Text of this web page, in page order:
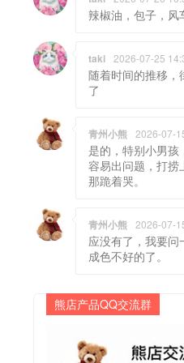
辣椒油，包子，风
taki 2026-07-25
随着时间的推移，
了
青州小熊 2026-07-
是的，特别小男孩
容易出问题，打捞
那跪着哭。
青州小熊 2026-07-
应没有了，我要问
成色不好的了。
熊店产品QQ交流群